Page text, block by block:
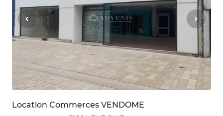
Location Commerces VENDOME